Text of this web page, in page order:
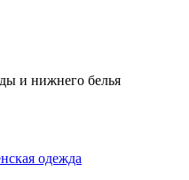
и нижнего белья
одежда